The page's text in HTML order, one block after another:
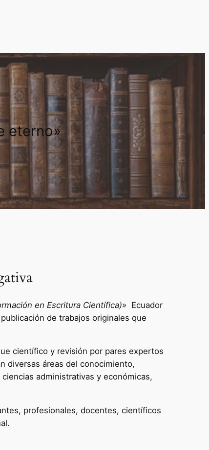
eterno»
en Escritura Científica)» Ecuador
de trabajos originales que
científico y revisión por pares expertos
diversas áreas del conocimiento,
administrativas y económicas,
profesionales, docentes, científicos